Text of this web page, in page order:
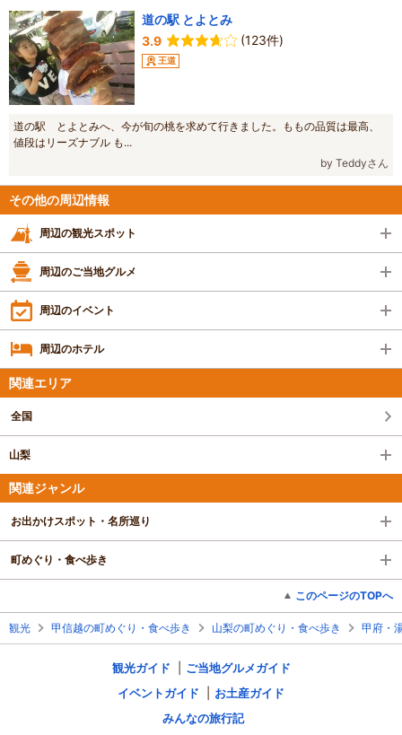
道の駅 とよとみ
3.9
(123件)
王道
道の駅 とよとみへ、今が旬の桃を求めて行きました。ももの品質は最高、
値段はリーズナブル も...
by Teddyさん
その他の周辺情報
周辺の観光スポット
周辺のご当地グルメ
周辺のイベント
周辺のホテル
関連エリア
全国
山梨
関連ジャンル
お出かけスポット・名所巡り
町めぐり・食べ歩き
このページのTOPへ
観光 甲信越の町めぐり・食べ歩き 山梨の町めぐり・食べ歩き 甲府・
観光ガイド
ご当地グルメガイド
イベントガイド
お土産ガイド
みんなの旅行記